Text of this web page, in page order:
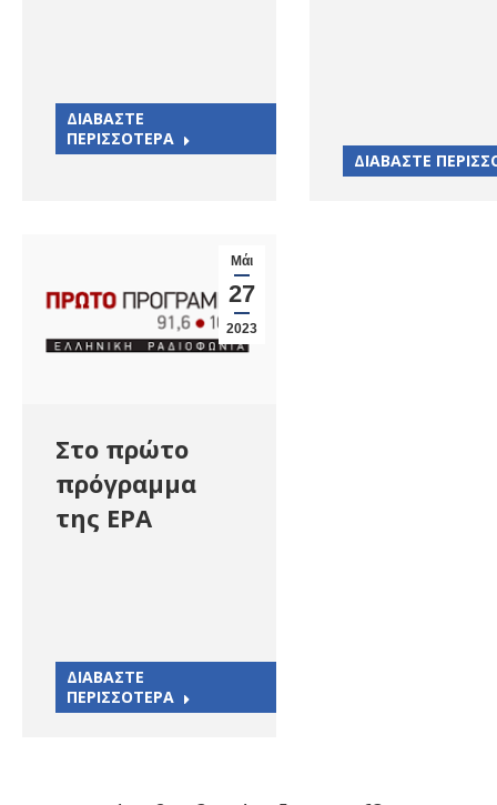
ΔΙΑΒΑΣΤΕ
ΠΕΡΙΣΣΟΤΕΡΑ
ΔΙΑΒΑΣΤΕ
Μάι
27
2023
Στο πρώτο
πρόγραμμα
της ΕΡΑ
ΔΙΑΒΑΣΤΕ
ΠΕΡΙΣΣΟΤΕΡΑ